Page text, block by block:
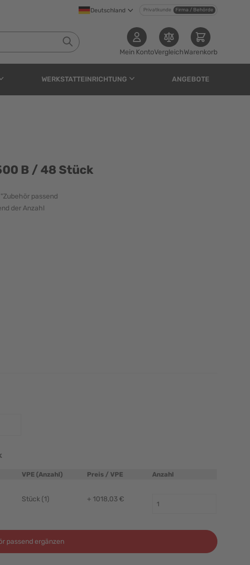
Deutschland Privatkunde Firma / Behörde
Mein KontoVergleichWarenkorb
WERKSTATTEINRICHTUNG ANGEBOTE
B / 48 Stück
passend
der Anzahl
VPE (Anzahl) Preis / VPE Anzahl
Stück (1) + 1018,03 €
passend ergänzen